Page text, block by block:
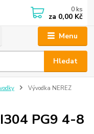
Menu
Hledat
0 ks
za 0,00 Kč
Vývodka NEREZ
PG9 4-8